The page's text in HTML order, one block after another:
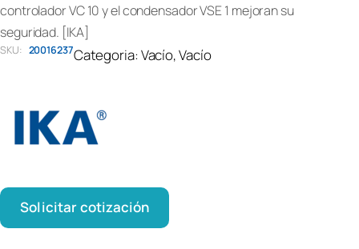
controlador VC 10 y el condensador VSE 1 mejoran su
seguridad. [IKA]
SKU: 20016237Categoria:Vacío, Vacío
Solicitar cotización